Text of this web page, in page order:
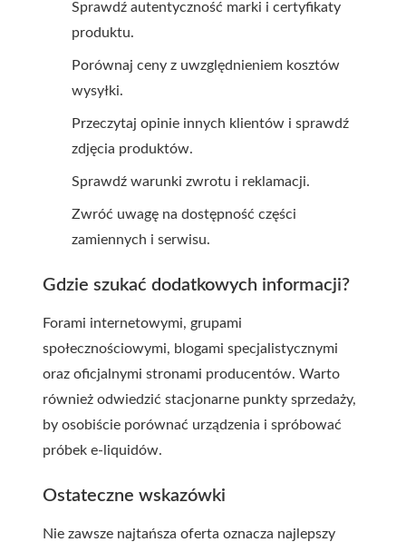
Sprawdź autentyczność marki i certyfikaty
produktu.
Porównaj ceny z uwzględnieniem kosztów
wysyłki.
Przeczytaj opinie innych klientów i sprawdź
zdjęcia produktów.
Sprawdź warunki zwrotu i reklamacji.
Zwróć uwagę na dostępność części
zamiennych i serwisu.
Gdzie szukać dodatkowych informacji?
Forami internetowymi, grupami
społecznościowymi, blogami specjalistycznymi
oraz oficjalnymi stronami producentów. Warto
również odwiedzić stacjonarne punkty sprzedaży,
by osobiście porównać urządzenia i spróbować
próbek e-liquidów.
Ostateczne wskazówki
Nie zawsze najtańsza oferta oznacza najlepszy